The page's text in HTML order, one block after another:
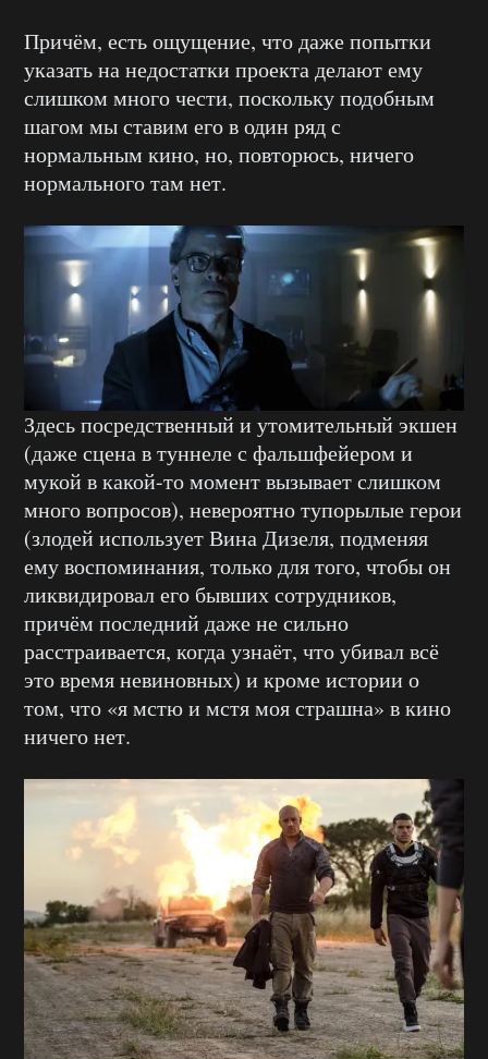
Причём, есть ощущение, что даже попытки
указать на недостатки проекта делают ему
слишком много чести, поскольку подобным
шагом мы ставим его в один ряд с
нормальным кино, но, повторюсь, ничего
нормального там нет.
Здесь посредственный и утомительный экшен
(даже сцена в туннеле с фальшфейером и
мукой в какой-то момент вызывает слишком
много вопросов), невероятно тупорылые герои
(злодей использует Вина Дизеля, подменяя
ему воспоминания, только для того, чтобы он
ликвидировал его бывших сотрудников,
причём последний даже не сильно
расстраивается, когда узнаёт, что убивал всё
это время невиновных) и кроме истории о
том, что «я мстю и мстя моя страшна» в кино
ничего нет.